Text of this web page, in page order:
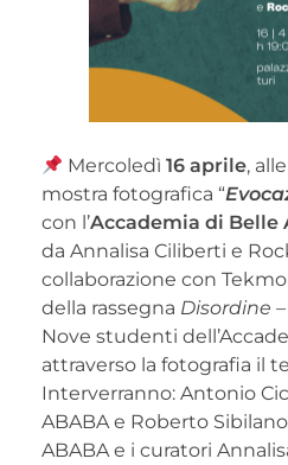
Mercoledì16 aprile,
mostra fotografica “
con l’Accademia di Belle
da Annalisa Ciliberti e
collaborazione con
della rassegna Disordine
Nove studenti
attraverso la fotografia il
Interverranno: Antonio
ABABA e Roberto
ABABA e i curatori